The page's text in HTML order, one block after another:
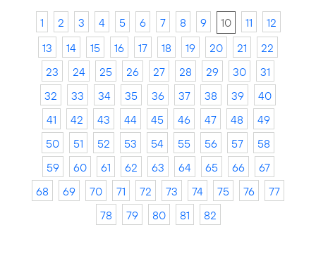
1 2 3 4 5 6 7 8 9 10 11
12
13
14 15 16 17 18 19 20 21
22
23
24 25 26 27 28 29 30
31
32
33 34 35 36 37 38 39
40
41
42 43 44 45 46 47 48
49
50
51 52 53 54 55 56 57
58
59
60 61 62 63 64 65 66
67
68
69 70 71 72 73 74 75 76
77
78
79 80 81 82